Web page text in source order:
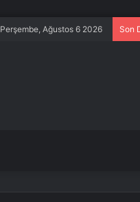
Perşembe, Ağustos 6 2026 Son